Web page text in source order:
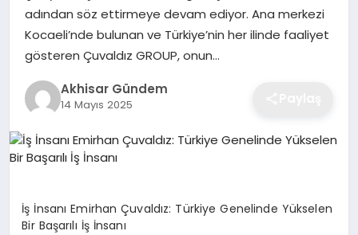
adından söz ettirmeye devam ediyor. Ana merkezi
Kocaeli’nde bulunan ve Türkiye’nin her ilinde faaliyet
gösteren Çuvaldız GROUP, onun…
Akhisar Gündem
14 Mayıs 2025
İş İnsanı Emirhan Çuvaldız: Türkiye Genelinde Yükselen
Bir Başarılı İş İnsanı